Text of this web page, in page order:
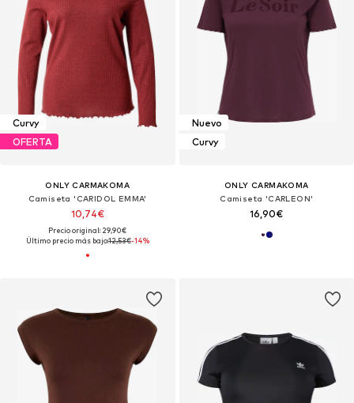
Curvy
OFERTA
ONLY CARMAKOMA
Camiseta 'CARIDOL EMMA'
10,74€
Precio original: 29,90€
Último precio más bajo:12,53€-14%
Nuevo
Curvy
ONLY CARMAKOMA
Camiseta 'CARLEON'
16,90€